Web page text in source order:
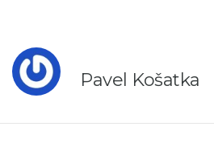
Pavel Košatka